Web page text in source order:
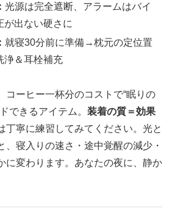
光源は完全遮断、アラームはバイ
が出ない硬さに
就寝30分前に準備→枕元の定位置
＆耳栓補充
コーヒー一杯分のコストで“眠りの
できるアイテム。 装着の質＝効果
丁寧に練習してみてください。光と
、寝入りの速さ・途中覚醒の減少・
に変わります。あなたの夜に、静か